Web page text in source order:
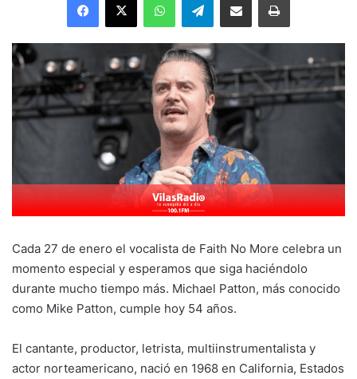
Cada 27 de enero el vocalista de Faith No More celebra un
momento especial y esperamos que siga haciéndolo
durante mucho tiempo más. Michael Patton, más conocido
como Mike Patton, cumple hoy 54 años.
El cantante, productor, letrista, multiinstrumentalista y
actor norteamericano, nació en 1968 en California, Estados